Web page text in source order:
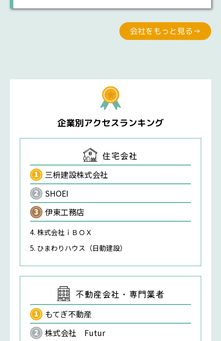
会社をもっと見る→
企業別アクセスランキング
住宅会社
三枡建設株式会社
SHOEI
伊東工務店
株式会社ｉＢＯＸ
ひまわりハウス（日動建設）
不動産会社・専門業者
もてぎ不動産
株式会社 Futur